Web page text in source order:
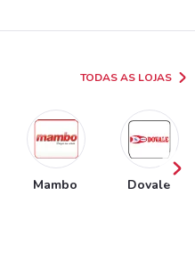
TODAS AS LOJAS
Mambo Dovale